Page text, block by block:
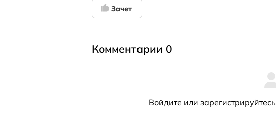
Зачет
Комментарии 0
Войдите или зарегистрируйтесь